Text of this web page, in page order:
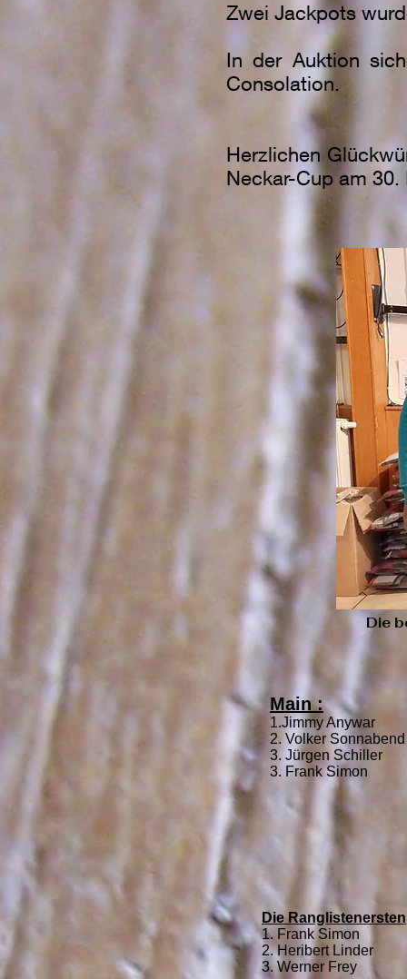
Zwei Jackpots
In der Auktion
Consolation.
Herzlichen
Neckar-Cup am
Die
Main :
1.Jimmy Anywar
2. Volker Sonnabend
3. Jürgen Schiller
3. Frank Simon
Die Ranglistenersten
1. Frank Simon
2. Heribert Linder
3. Werner Frey